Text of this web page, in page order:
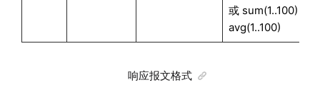
或 sum(1..100) +
avg(1..100)
响应报文格式